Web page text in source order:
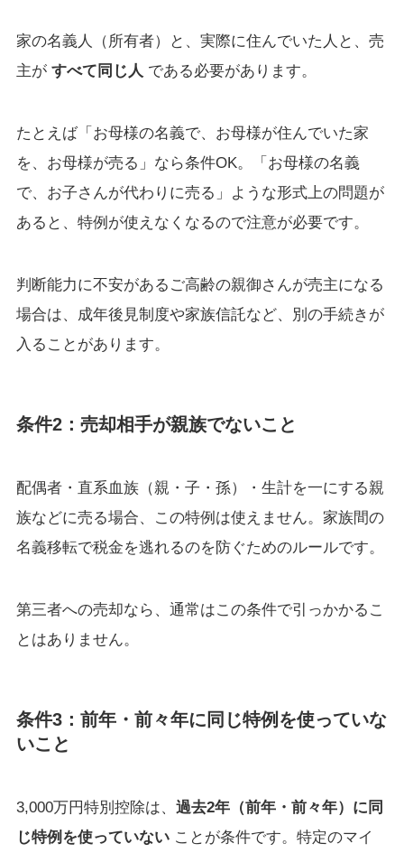
家の名義人（所有者）と、実際に住んでいた人と、売
主が すべて同じ人 である必要があります。
たとえば「お母様の名義で、お母様が住んでいた家
を、お母様が売る」なら条件OK。「お母様の名義
で、お子さんが代わりに売る」ような形式上の問題が
あると、特例が使えなくなるので注意が必要です。
判断能力に不安があるご高齢の親御さんが売主になる
場合は、成年後見制度や家族信託など、別の手続きが
入ることがあります。
条件2：売却相手が親族でないこと
配偶者・直系血族（親・子・孫）・生計を一にする親
族などに売る場合、この特例は使えません。家族間の
名義移転で税金を逃れるのを防ぐためのルールです。
第三者への売却なら、通常はこの条件で引っかかるこ
とはありません。
条件3：前年・前々年に同じ特例を使っていな
いこと
3,000万円特別控除は、 過去2年（前年・前々年）に同
じ特例を使っていないことが条件です。特定のマイ